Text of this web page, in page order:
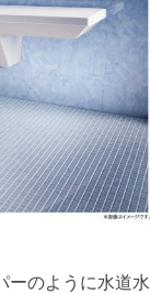
のように水道